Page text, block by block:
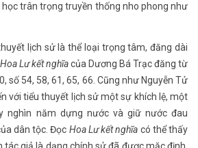
học trân trọng truyền thống nho phong như
lịch sử là thể loại trọng tâm, đăng dài
Hoa Lư kết nghĩacủa Dương Bá Trạc đăng từ
số 54, 58, 61, 65, 66. Cũng như Nguyễn Tử
với tiểu thuyết lịch sử một sự khích lệ, một
nghìn năm dựng nước và giữ nước đau
dân tộc. Đọc Hoa Lư kết nghĩa có thể thấy